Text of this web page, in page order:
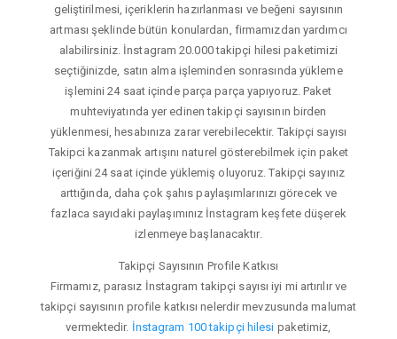
geliştirilmesi, içeriklerin hazırlanması ve beğeni sayısının
artması şeklinde bütün konulardan, firmamızdan yardımcı
alabilirsiniz. İnstagram 20.000 takipçi hilesi paketimizi
seçtiğinizde, satın alma işleminden sonrasında yükleme
işlemini 24 saat içinde parça parça yapıyoruz. Paket
muhteviyatında yer edinen takipçi sayısının birden
yüklenmesi, hesabınıza zarar verebilecektir. Takipçi sayısı
Takipci kazanmak artışını naturel gösterebilmek için paket
içeriğini 24 saat içinde yüklemiş oluyoruz. Takipçi sayınız
arttığında, daha çok şahıs paylaşımlarınızı görecek ve
fazlaca sayıdaki paylaşımınız İnstagram keşfete düşerek
izlenmeye başlanacaktır.
Takipçi Sayısının Profile Katkısı
Firmamız, parasız İnstagram takipçi sayısı iyi mi artırılır ve
takipçi sayısının profile katkısı nelerdir mevzusunda malumat
vermektedir. İnstagram 100 takipçi hilesi paketimiz,